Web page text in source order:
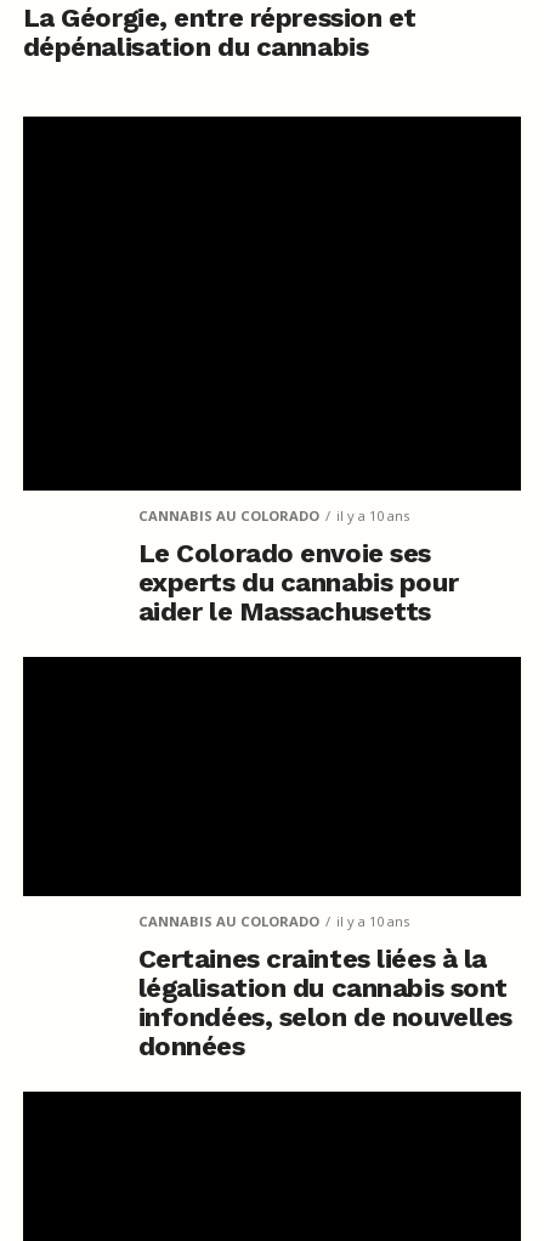
La Géorgie, entre répression et
dépénalisation du cannabis
CANNABIS AU COLORADO il y a 10 ans
Le Colorado envoie ses
experts du cannabis pour
aider le Massachusetts
CANNABIS AU COLORADO il y a 10 ans
Certaines craintes liées à la
légalisation du cannabis sont
infondées, selon de nouvelles
données